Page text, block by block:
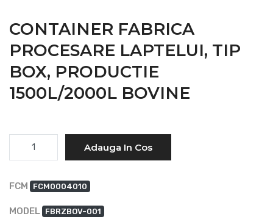
CONTAINER FABRICA
PROCESARE LAPTELUI, TIP
BOX, PRODUCTIE
1500L/2000L BOVINE
Cantitate
Adauga In Cos
FCM FCM0004010
MODEL FBRZBOV-001